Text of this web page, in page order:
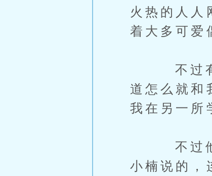
火热的人人
着大多可爱
不过有一
道怎么就和
我在另一所
不过他有
小楠说的，